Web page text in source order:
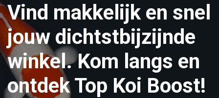
Vind makkelijk en snel
jouw dichtstbijzijnde
winkel. Kom langs en
ontdek Top Koi Boost!